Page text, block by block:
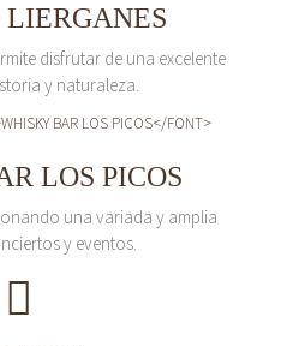
LIERGANES
disfrutar de una excelente
y naturaleza.
LOS PICOS
una variada y amplia
y eventos.